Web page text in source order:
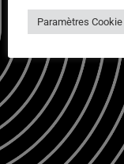
CONTACTS :
Paramètres Cookie